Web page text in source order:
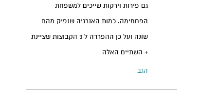
הודעה ישירה לקליניקה של קרן אן בוואטסאפ
גם פירות וירקות שייכים למשפחת
הפחמימה. כמות האנרגיה שנפיק מהם
שונה ועל כן ההפרדה ל 3 הקבוצות שציינת
+ השתיים האלה
הגב